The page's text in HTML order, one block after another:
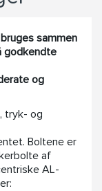
sammen
godkendte
og
tryk- og
Boltene er
af
AL-